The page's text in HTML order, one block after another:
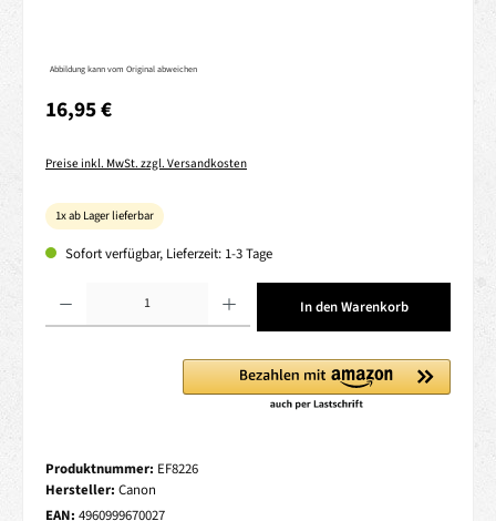
Abbildung kann vom Original abweichen
Regulärer Preis:
16,95 €
Preise inkl. MwSt. zzgl. Versandkosten
1x ab Lager lieferbar
Sofort verfügbar, Lieferzeit: 1-3 Tage
Produkt Anzahl: Gib den gewünschten Wert ein oder benutze die Schaltflächen um
In den Warenkorb
Produktnummer: EF8226
Hersteller: Canon
EAN: 4960999670027